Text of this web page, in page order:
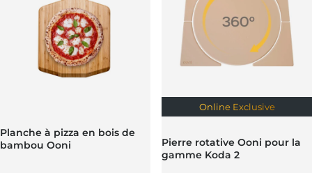
Planche à pizza en bois de
bambou Ooni
Online Exclusive
Pierre rotative Ooni pour la
gamme Koda 2